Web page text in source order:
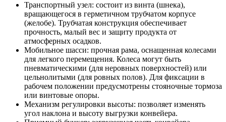
Транспортный узел: состоит из винта (шнека),
вращающегося в герметичном трубчатом корпусе
(желобе). Трубчатая конструкция обеспечивает
прочность, малый вес и защиту продукта от
атмосферных осадков.
Мобильное шасси: прочная рама, оснащенная колесами
для легкого перемещения. Колеса могут быть
пневматическими (для неровных поверхностей) или
цельнолитыми (для ровных полов). Для фиксации в
рабочем положении предусмотрены стояночные тормоза
или винтовые опоры.
Механизм регулировки высоты: позволяет изменять
угол наклона и высоту выгрузки конвейера.